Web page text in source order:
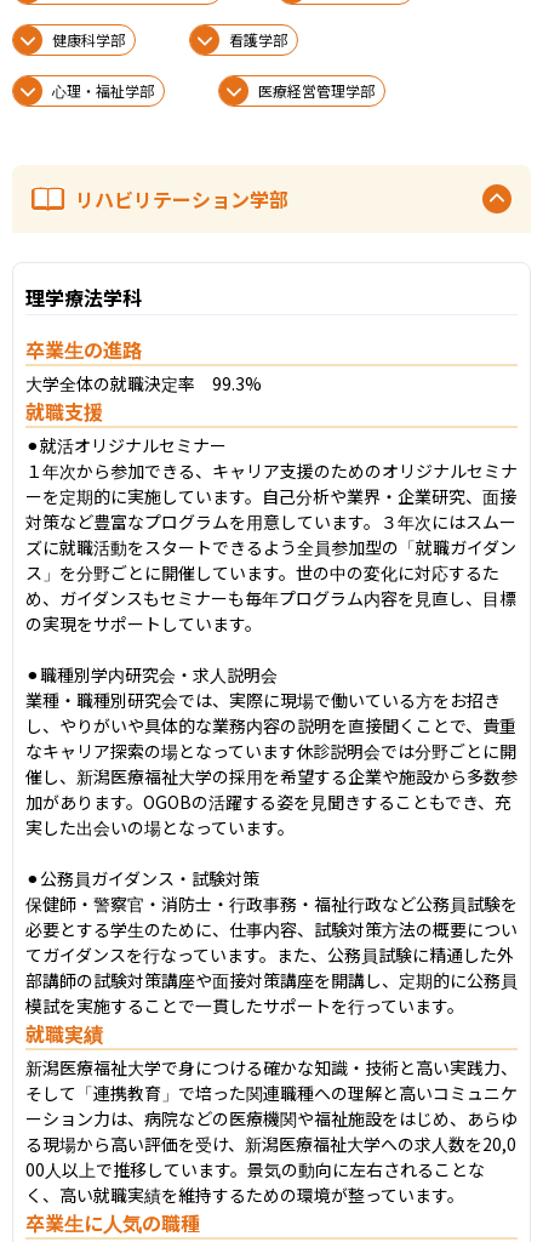
健康科学部 看護学部
心理・福祉学部 医療経営管理学部
リハビリテーション学部
理学療法学科
卒業生の進路
大学全体の就職決定率　99.3%
就職支援
⚫︎就活オリジナルセミナー
１年次から参加できる、キャリア支援のためのオリジナルセミナ
ーを定期的に実施しています。自己分析や業界・企業研究、面接
対策など豊富なプログラムを用意しています。３年次にはスムー
ズに就職活動をスタートできるよう全員参加型の「就職ガイダン
ス」を分野ごとに開催しています。世の中の変化に対応するた
め、ガイダンスもセミナーも毎年プログラム内容を見直し、目標
の実現をサポートしています。
⚫︎職種別学内研究会・求人説明会
業種・職種別研究会では、実際に現場で働いている方をお招き
し、やりがいや具体的な業務内容の説明を直接聞くことで、貴重
なキャリア探索の場となっています休診説明会では分野ごとに開
催し、新潟医療福祉大学の採用を希望する企業や施設から多数参
加があります。OGOBの活躍する姿を見聞きすることもでき、充
実した出会いの場となっています。
⚫︎公務員ガイダンス・試験対策
保健師・警察官・消防士・行政事務・福祉行政など公務員試験を
必要とする学生のために、仕事内容、試験対策方法の概要につい
てガイダンスを行なっています。また、公務員試験に精通した外
部講師の試験対策講座や面接対策講座を開講し、定期的に公務員
模試を実施することで一貫したサポートを行っています。
就職実績
新潟医療福祉大学で身につける確かな知識・技術と高い実践力、
そして「連携教育」で培った関連職種への理解と高いコミュニケ
ーション力は、病院などの医療機関や福祉施設をはじめ、あらゆ
る現場から高い評価を受け、新潟医療福祉大学への求人数を20,0
00人以上で推移しています。景気の動向に左右されることな
く、高い就職実績を維持するための環境が整っています。
卒業生に人気の職種